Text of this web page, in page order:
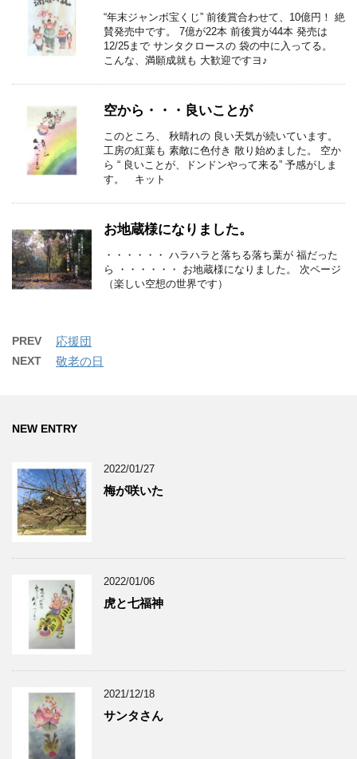
“年末ジャンボ宝くじ” 前後賞合わせて、10億円！ 絶
賛発売中です。 7億が22本 前後賞が44本 発売は
12/25まで サンタクロースの 袋の中に入ってる。
こんな、満願成就も 大歓迎ですヨ♪
空から・・・良いことが
このところ、 秋晴れの 良い天気が続いています。
工房の紅葉も 素敵に色付き 散り始めました。 空か
ら “ 良いことが、ドンドンやって来る” 予感がしま
す。 キット
お地蔵様になりました。
・・・・・・ ハラハラと落ちる落ち葉が 福だった
ら ・・・・・・ お地蔵様になりました。 次ページ
（楽しい空想の世界です）
PREV 応援団
NEXT 敬老の日
NEW ENTRY
2022/01/27
梅が咲いた
2022/01/06
虎と七福神
2021/12/18
サンタさん